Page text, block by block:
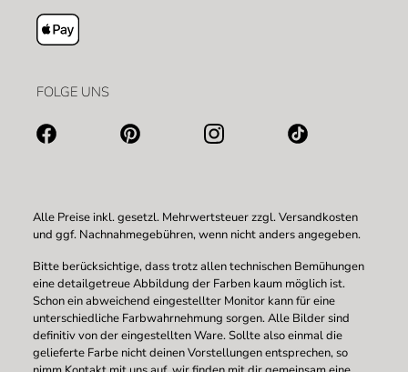
FOLGE UNS
Alle Preise inkl. gesetzl. Mehrwertsteuer zzgl.Versandkosten
und ggf. Nachnahmegebühren, wenn nicht anders angegeben.
Bitte berücksichtige, dass trotz allen technischen Bemühungen
eine detailgetreue Abbildung der Farben kaum möglich ist.
Schon ein abweichend eingestellter Monitor kann für eine
unterschiedliche Farbwahrnehmung sorgen. Alle Bilder sind
definitiv von der eingestellten Ware. Sollte also einmal die
gelieferte Farbe nicht deinen Vorstellungen entsprechen, so